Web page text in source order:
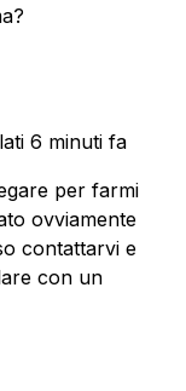
6 minuti fa
per farmi
ovviamente
contattarvi e
con un